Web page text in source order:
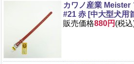
カワノ産業 Meister
#21 赤 [中大型犬用
販売価格880円 (税